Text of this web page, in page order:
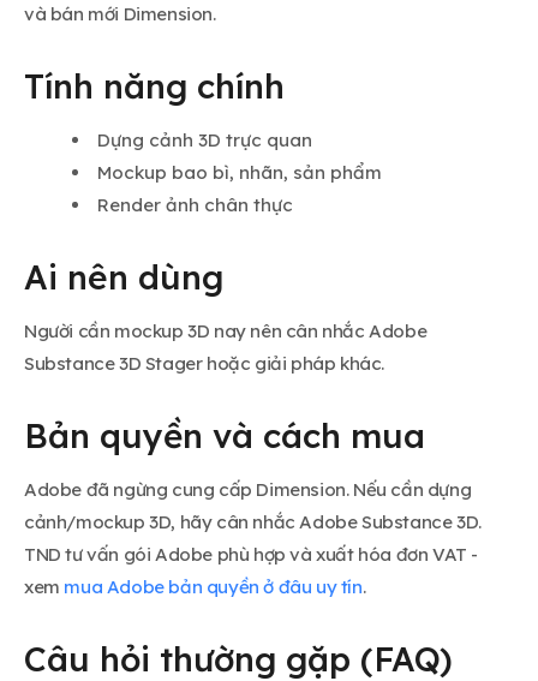
và bán mới Dimension.
Tính năng chính
Dựng cảnh 3D trực quan
Mockup bao bì, nhãn, sản phẩm
Render ảnh chân thực
Ai nên dùng
Người cần mockup 3D nay nên cân nhắc Adobe
Substance 3D Stager hoặc giải pháp khác.
Bản quyền và cách mua
Adobe đã ngừng cung cấp Dimension. Nếu cần dựng
cảnh/mockup 3D, hãy cân nhắc Adobe Substance 3D.
TND tư vấn gói Adobe phù hợp và xuất hóa đơn VAT -
xem mua Adobe bản quyền ở đâu uy tín.
Câu hỏi thường gặp (FAQ)